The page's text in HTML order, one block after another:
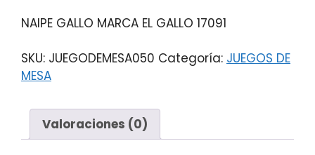
NAIPE GALLO MARCA EL GALLO 17091
SKU: JUEGODEMESA050 Categoría: JUEGOS DE
MESA
Valoraciones (0)